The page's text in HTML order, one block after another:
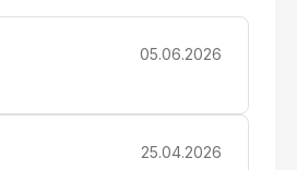
05.06.2026
25.04.2026